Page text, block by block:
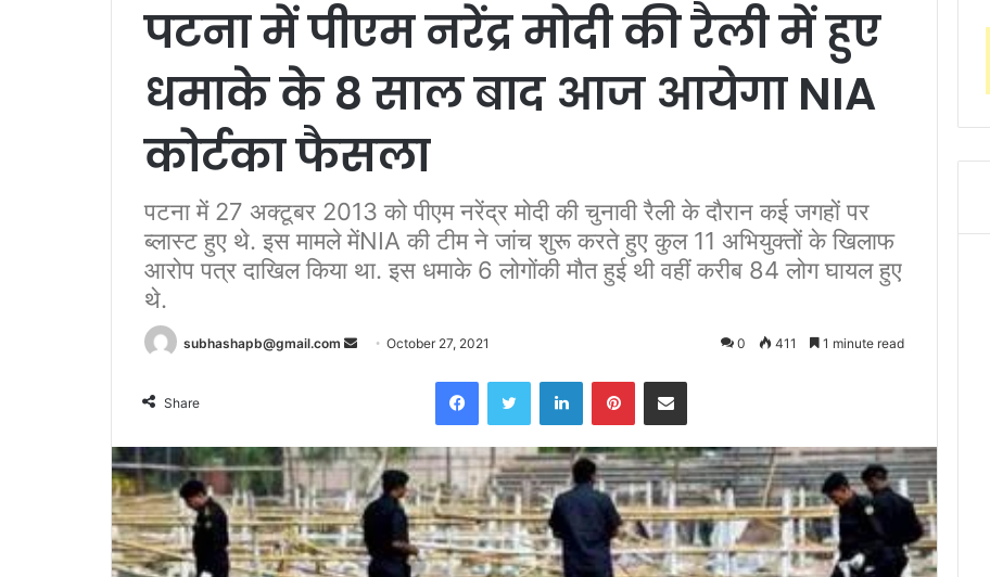
पटना में पीएम नरेंद्र मोदी की रैली में हुए
धमाके के 8 साल बाद आज आयेगा NIA
कोर्टका फैसला
पटना में 27 अक्टूबर 2013 को पीएम नरेंद्र मोदी की चुनावी रैली के दौरान कई जगहों पर
ब्लास्ट हुए थे. इस मामले मेंNIA की टीम ने जांच शुरू करते हुए कुल 11 अभियुक्तों के खिलाफ
आरोप पत्र दाखिल किया था. इस धमाके 6 लोगोंकी मौत हुई थी वहीं करीब 84 लोग घायल हुए
थे.
subhashapb@gmail.com
SendOctober 27, 2021 0 411 1 minute read
Share
FacebookTwitter LinkedInPinterestShare via Email